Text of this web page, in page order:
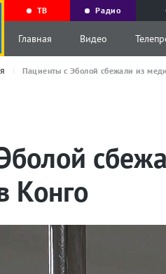
ТВ Радио
Главная Видео
Пациенты с Эболой сбежали из
Конго